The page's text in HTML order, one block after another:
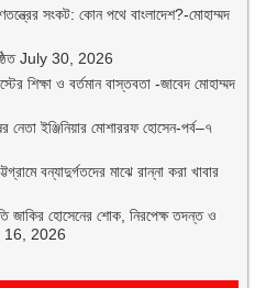
সংকট: কোন পথে বাংলাদেশ?-মোহাম্মদ
July 30, 2026
শিক্ষা ও বর্তমান বাস্তবতা -জাবেদ মোহাম্মদ
নেতা ইঞ্জিনিয়ার মোশাররফ হোসেন-পর্ব–৭
বন্যাদুর্গতদের মাঝে রান্না করা খাবার
জাকির হোসেনের শোক, নিরপেক্ষ তদন্ত ও
16, 2026